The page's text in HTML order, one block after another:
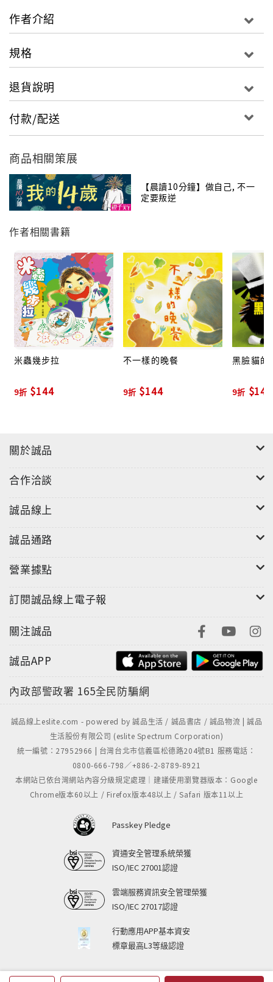
她開始懷疑身邊的每一個人……
作者介紹
規格
退貨說明
付款/配送
商品相關策展
【晨讀10分鐘】做自己, 不一
定要叛逆
作者相關書籍
米蟲幾步拉
9折 $144
不一樣的晚餐
9折 $144
黑臉貓的
9折 $144
關於誠品
合作洽談
誠品線上
誠品通路
營業據點
訂閱誠品線上電子報
關注誠品
誠品APP
內政部警政署 165全民防騙網
誠品線上eslite.com - powered by 誠品生活 / 誠品書店 / 誠品物流 | 誠品
生活股份有限公司 (eslite Spectrum Corporation)
統一編號：27952966 | 台灣台北市信義區松德路204號B1 服務電話：
0800-666-798／+886-2-8789-8921
本網站已依台灣網站內容分級規定處理｜建議使用瀏覽器版本：Google
Chrome版本60以上 / Firefox版本48以上 / Safari 版本11以上
Passkey Pledge
資通安全管理系統榮獲
ISO/IEC 27001認證
雲端服務資訊安全管理榮獲
ISO/IEC 27017認證
行動應用APP基本資安
標章最高L3等級認證